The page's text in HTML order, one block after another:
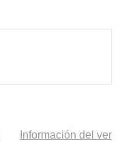
Información del